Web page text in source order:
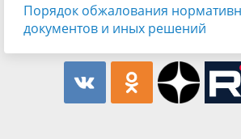
Порядок обжалования
документов и иных решений